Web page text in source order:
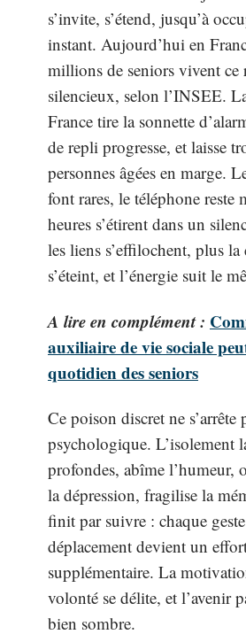
s’invite, s’étend, jusqu’à
instant. Aujourd’hui en
millions de seniors vivent ce
silencieux, selon l’INSEE.
France tire la sonnette
de repli progresse, et laisse
personnes âgées en marge.
font rares, le téléphone reste
heures s’étirent dans un
les liens s’effilochent, plus
s’éteint, et l’énergie suit le
A lire en complément :
auxiliaire de vie sociale
quotidien des seniors
Ce poison discret ne s’arrête
psychologique. L’isolement
profondes, abîme l’humeur,
la dépression, fragilise la
finit par suivre : chaque
déplacement devient un
supplémentaire. La
volonté se délite, et l’avenir
bien sombre.